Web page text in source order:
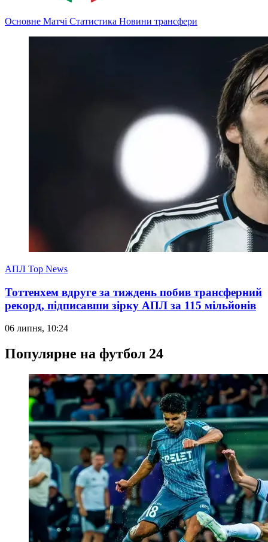
Основне Матчі Статистика Новини трансфери
АПЛ Top News
Тоттенхем вдруге за тиждень побив трансферний
рекорд, підписавши зірку АПЛ за 115 мільйонів
06 липня, 10:24
Популярне на футбол 24